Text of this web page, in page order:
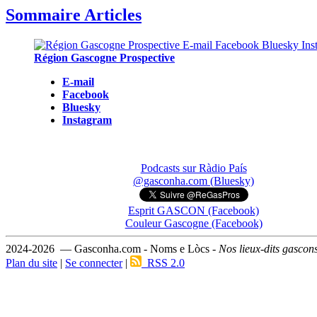
Sommaire Articles
Région Gascogne Prospective
E-mail
Facebook
Bluesky
Instagram
Podcasts sur Ràdio País
@gasconha.com (Bluesky)
Esprit GASCON (Facebook)
Couleur Gascogne (Facebook)
2024-2026 — Gasconha.com - Noms e Lòcs - Nos lieux-dits
Plan du site | Se connecter| RSS 2.0